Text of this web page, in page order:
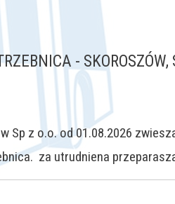
- SKOROSZÓW,
Sp z o.o. od 01.08.2026
za utrudniena